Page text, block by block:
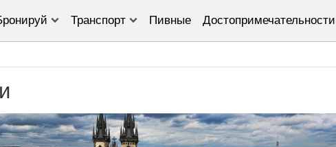
Транспорт Пивные Достопримечательности